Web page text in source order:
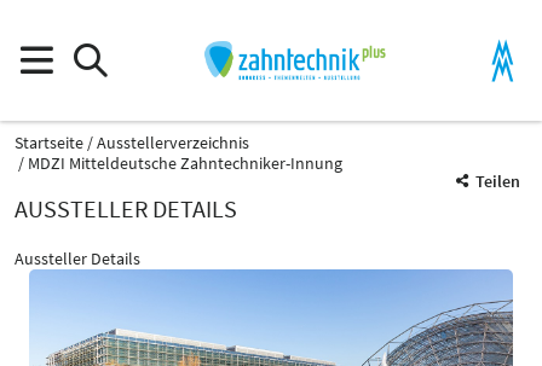
Startseite
Ausstellerverzeichnis
MDZI Mitteldeutsche Zahntechniker-Innung
Teilen
AUSSTELLER DETAILS
Aussteller Details